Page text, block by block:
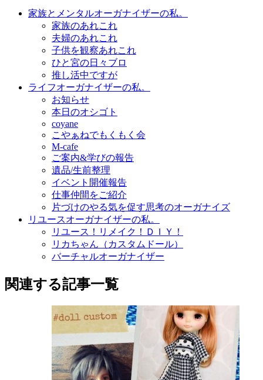
家族とメンタルオーガナイザーの私。
家族のあれこれ
夫婦のあれこれ
子供を観察あれこれ
ひと宮の日々ブロ
推し活中ですが
ライフオーガナイザーの私。
お知らせ
本日のオシゴト
coyane
こやぁねでもくもく会
M-cafe
ご案内&学びの報告
遺品/生前整理
イベント開催報告
仕事仲間をご紹介
片づけのやる気を促す思考のオーガナイズ
リユースオーガナイザーの私。
リユース！リメイク！ＤＩＹ！
リカちゃん（カスタムドール）
バーチャルオーガナイザー
関連する記事一覧